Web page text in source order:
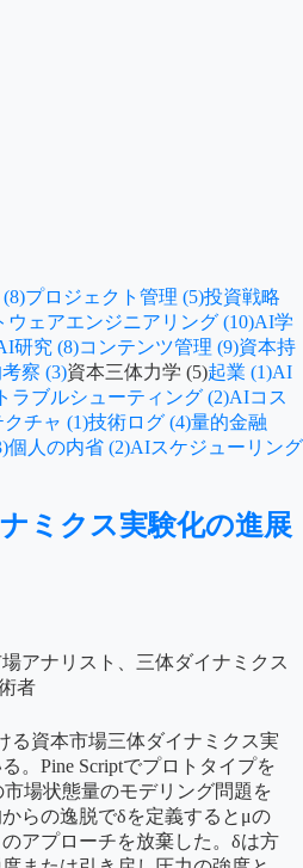
プロジェクト管理 (5)投資戦略
ウェアエンジニアリング (10)AI学
研究 (8)コンテンツ管理 (9)資本持
察 (3)資本三体力学 (5)起業 (1)AI
トラブルシューティング (2)AIコス
チャ (1)技術ログ (4)量的金融
個人の内省 (2)AIスケジューリング
ミクス実験化の進展
アナリスト、三体ダイナミクス
者
る資本市場三体ダイナミクス実
。Pine Scriptでプロトタイプを
場状態量のモデリング問題を
らの逸脱でδを定義するとμの
アプローチを放棄した。δは方